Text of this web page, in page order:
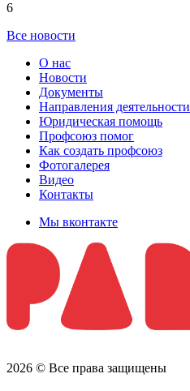
6
Все новости
О нас
Новости
Документы
Направления деятельности
Юридическая помощь
Профсоюз помог
Как создать профсоюз
Фотогалерея
Видео
Контакты
Мы вконтакте
2026 © Все права защищены